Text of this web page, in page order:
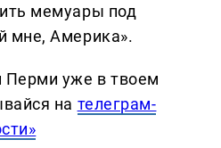
мемуары под
мне, Америка».
Перми уже в твоем
на телеграм-